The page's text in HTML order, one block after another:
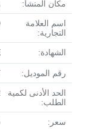
مكان المنشأ:
اسم العلامة
التجارية:
الشهادة:
رقم الموديل:
الحد الأدنى لكمية
الطلب:
سعر: